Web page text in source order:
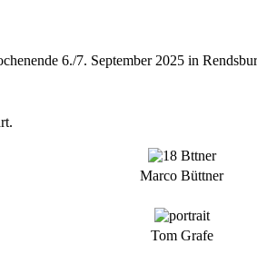
6./7. September 2025 in
Marco Büttner
Tom Grafe